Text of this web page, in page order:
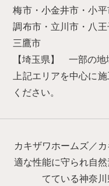
梅市・小金井市・小
調布市・立川市・八
三鷹市
【埼玉県】 一部の地
上記エリアを中心に
ください。
カキザワホームズ／
適な性能に守られ自
てている神奈川